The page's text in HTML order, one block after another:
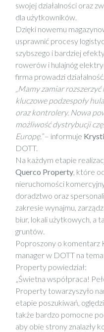
swojej działalności oraz
dla użytkowników.
Dzięki nowemu
usprawnić procesy
szybszego i bardziej
rowerów i hulajnóg
firma prowadzi działalność.
„Mamy zamiar
kluczowe podzespoły
oraz kontrolery. Nowa
możliwość dystrybucji
Europę.”– informuje
DOTT.
Na każdym etapie
Querco Property, które
nieruchomości
doradztwo oraz
zakresie wynajmu,
biur, lokali użytkowych, a
gruntów.
Poproszony o komentarz
manager w DOTT na
Property powiedział:
„Świetna współpraca!
Property towarzyszyło
etapie poszukiwań,
także bardzo pomocne
aby obie strony znalazły